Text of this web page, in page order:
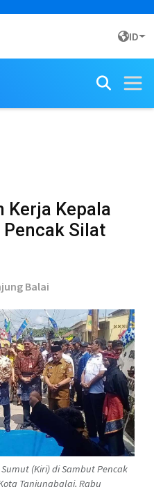
ID
Kerja Kepala
Pencak Silat
Balai
(Kiri) di Sambut Pencak
Tanjungbalai, Rabu